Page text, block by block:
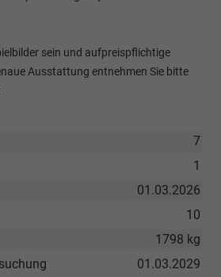
sein und aufpreispflichtige
Ausstattung entnehmen Sie bitte
7
1
01.03.2026
10
1798 kg
01.03.2029